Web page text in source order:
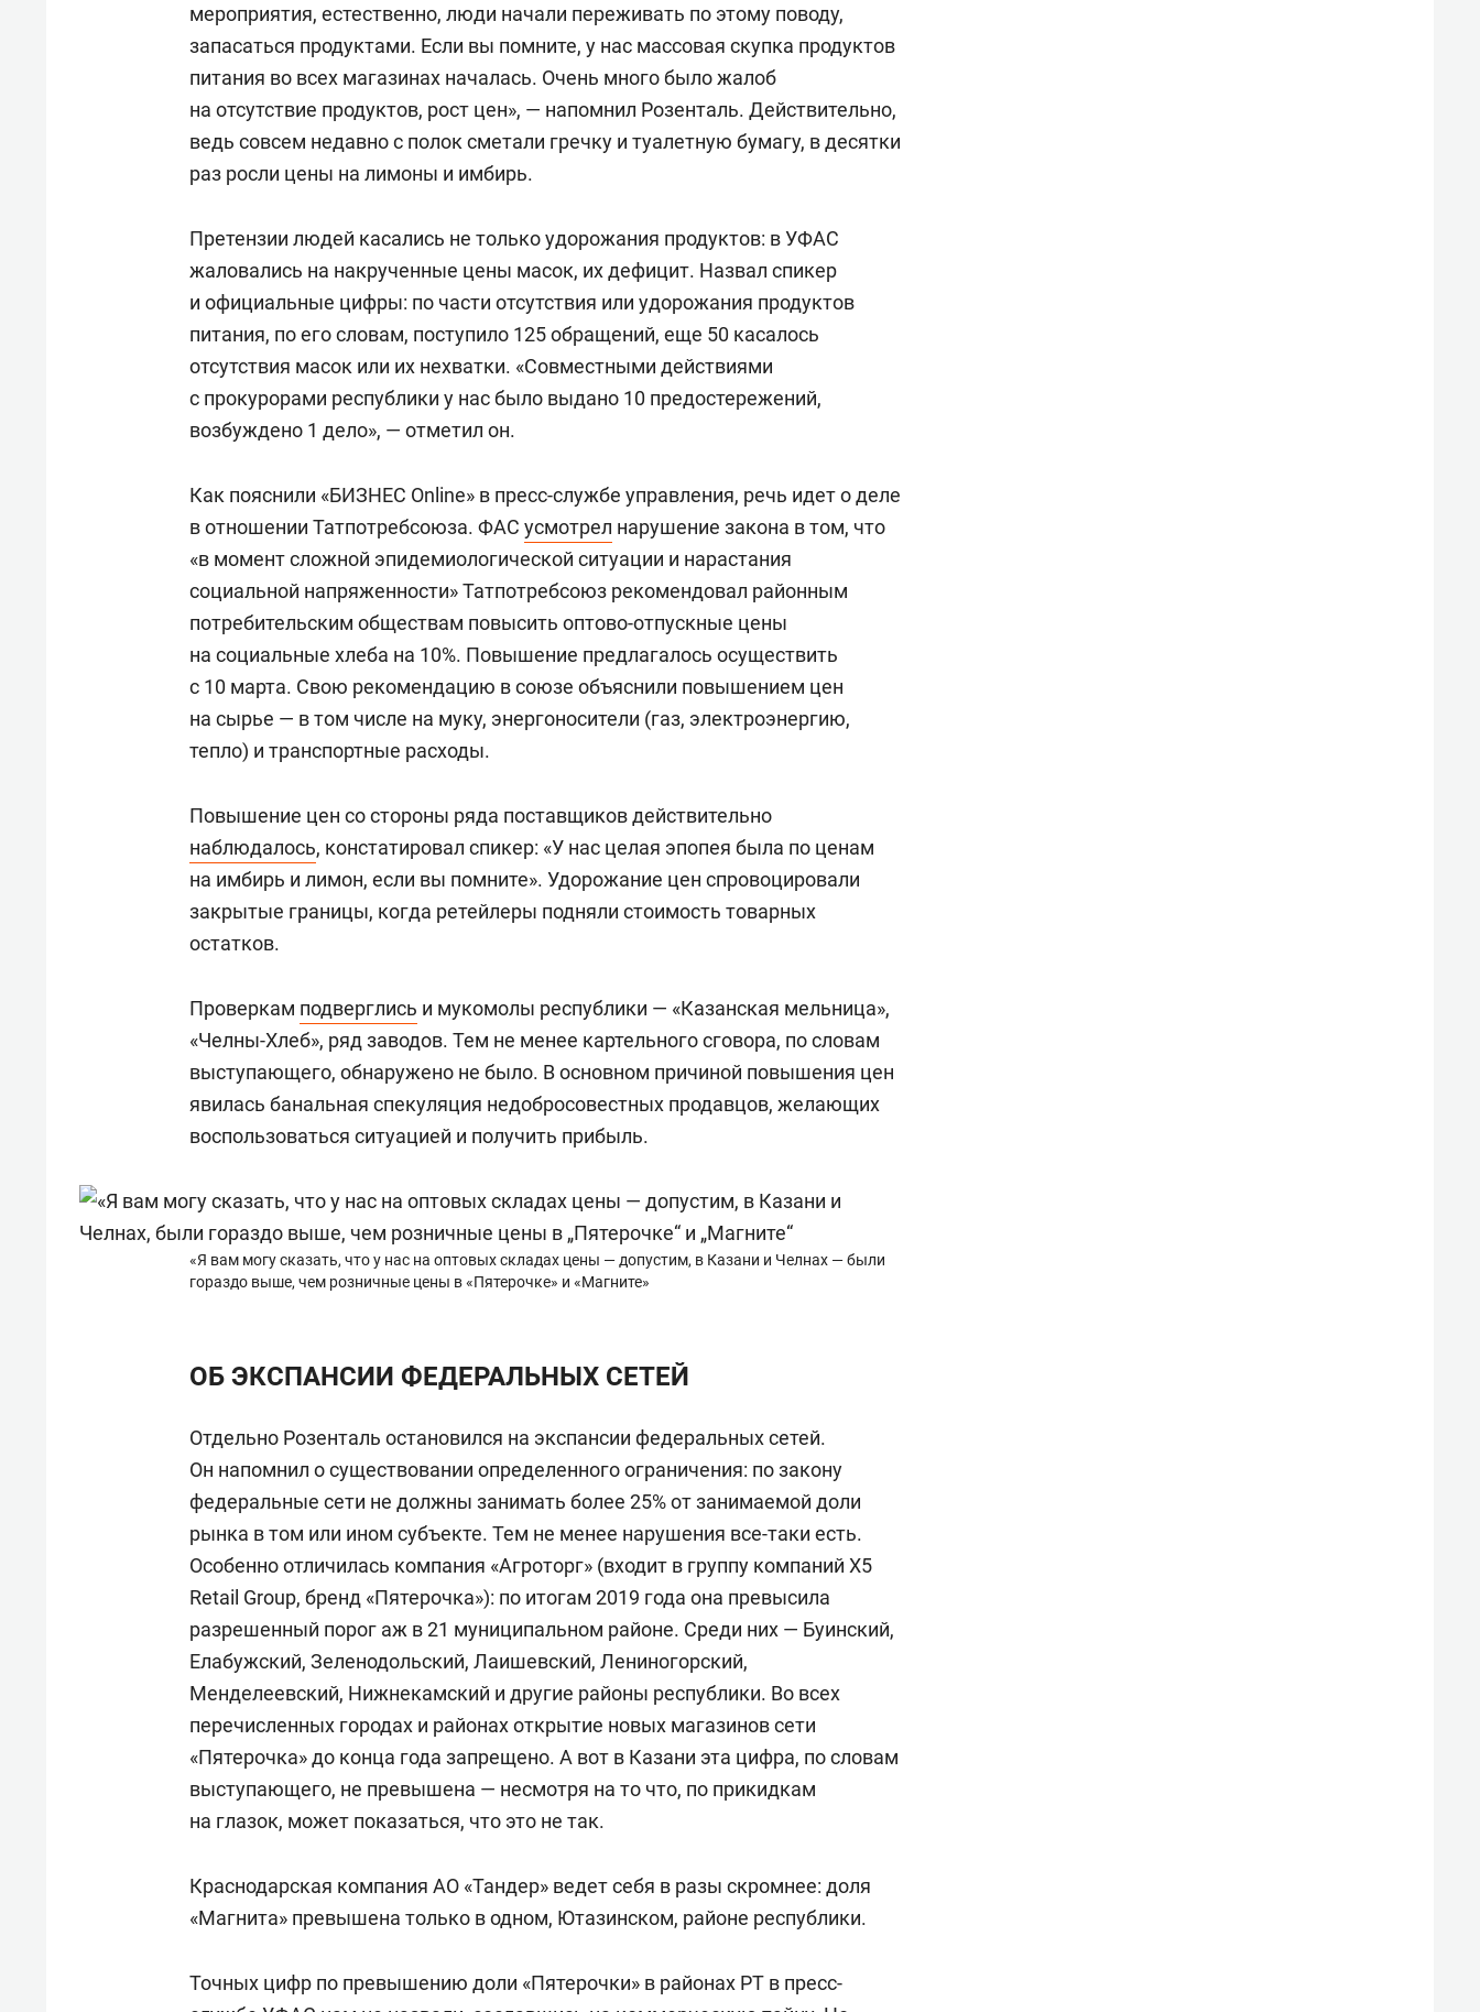
мероприятия, естественно, люди начали переживать по этому поводу,
запасаться продуктами. Если вы помните, у нас массовая скупка продуктов
питания во всех магазинах началась. Очень много было жалоб
на отсутствие продуктов, рост цен», — напомнил Розенталь. Действительно,
ведь совсем недавно с полок сметали гречку и туалетную бумагу, в десятки
раз росли цены на лимоны и имбирь.
Претензии людей касались не только удорожания продуктов: в УФАС
жаловались на накрученные цены масок, их дефицит. Назвал спикер
и официальные цифры: по части отсутствия или удорожания продуктов
питания, по его словам, поступило 125 обращений, еще 50 касалось
отсутствия масок или их нехватки. «Совместными действиями
с прокурорами республики у нас было выдано 10 предостережений,
возбуждено 1 дело», — отметил он.
Как пояснили «БИЗНЕС Online» в пресс-службе управления, речь идет о деле
в отношении Татпотребсоюза. ФАС усмотрел нарушение закона в том, что
«в момент сложной эпидемиологической ситуации и нарастания
социальной напряженности» Татпотребсоюз рекомендовал районным
потребительским обществам повысить оптово-отпускные цены
на социальные хлеба на 10%. Повышение предлагалось осуществить
с 10 марта. Свою рекомендацию в союзе объяснили повышением цен
на сырье — в том числе на муку, энергоносители (газ, электроэнергию,
тепло) и транспортные расходы.
Повышение цен со стороны ряда поставщиков действительно
наблюдалось, констатировал спикер: «У нас целая эпопея была по ценам
на имбирь и лимон, если вы помните». Удорожание цен спровоцировали
закрытые границы, когда ретейлеры подняли стоимость товарных
остатков.
Проверкам подверглись и мукомолы республики — «Казанская мельница»,
«Челны-Хлеб», ряд заводов. Тем не менее картельного сговора, по словам
выступающего, обнаружено не было. В основном причиной повышения цен
явилась банальная спекуляция недобросовестных продавцов, желающих
воспользоваться ситуацией и получить прибыль.
«Я вам могу сказать, что у нас на оптовых складах цены — допустим, в Казани и Челнах — были
гораздо выше, чем розничные цены в «Пятерочке» и «Магните»
ОБ ЭКСПАНСИИ ФЕДЕРАЛЬНЫХ СЕТЕЙ
Отдельно Розенталь остановился на экспансии федеральных сетей.
Он напомнил о существовании определенного ограничения: по закону
федеральные сети не должны занимать более 25% от занимаемой доли
рынка в том или ином субъекте. Тем не менее нарушения все-таки есть.
Особенно отличилась компания «Агроторг» (входит в группу компаний X5
Retail Group, бренд «Пятерочка»): по итогам 2019 года она превысила
разрешенный порог аж в 21 муниципальном районе. Среди них — Буинский,
Елабужский, Зеленодольский, Лаишевский, Лениногорский,
Менделеевский, Нижнекамский и другие районы республики. Во всех
перечисленных городах и районах открытие новых магазинов сети
«Пятерочка» до конца года запрещено. А вот в Казани эта цифра, по словам
выступающего, не превышена — несмотря на то что, по прикидкам
на глазок, может показаться, что это не так.
Краснодарская компания АО «Тандер» ведет себя в разы скромнее: доля
«Магнита» превышена только в одном, Ютазинском, районе республики.
Точных цифр по превышению доли «Пятерочки» в районах РТ в пресс-